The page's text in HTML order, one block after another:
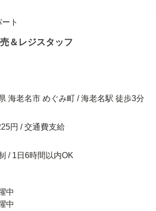
ト
＆レジスタッフ
海老名市 めぐみ町 / 海老名駅 徒歩3分
円 / 交通費支給
/ 1日6時間以内OK
中
中